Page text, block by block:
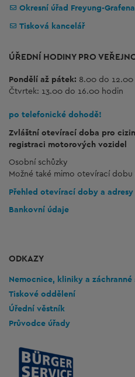
Okresní úřad Freyung-
Tisková kancelář
ÚŘEDNÍ HODINY PRO
Pondělí až pátek: 8.00 do 12.00
Čtvrtek: 13.00 do 16.00 hodin
po telefonické dohodě!
Zvláštní otevírací doba pro
registraci motorových vozidel
Osobní schůzky
Možné také mimo otevírací
Přehled otevírací doby a adresy
Bankovní údaje
ODKAZY
Nemocnice, kliniky a záchranné
Tiskové oddělení
Úřední věstník
Průvodce úřady